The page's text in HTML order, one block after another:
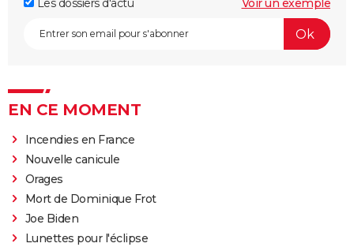
Les dossiers d'actu
Voir un exemple
EN CE MOMENT
Incendies en France
Nouvelle canicule
Orages
Mort de Dominique Frot
Joe Biden
Lunettes pour l'éclipse